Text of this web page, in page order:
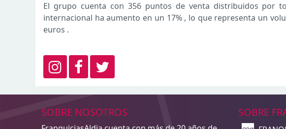
El grupo cuenta con 356 puntos de venta distribuidos por
internacional ha aumento en un 17% , lo que representa un
euros .
SOBRE NOSOTROS SOBRE